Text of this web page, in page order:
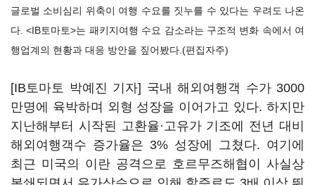
글로벌 소비심리 위축이 여행 수요를 짓누를 수 있다는 우려도 나온
다. <IB토마토>는 패키지여행 수요 감소라는 구조적 변화 속에서 여
행업계의 현황과 대응 방안을 짚어봤다.(편집자주)
[IB토마토 박예진 기자] 국내 해외여행객 수가 3000
만명에 육박하며 외형 성장을 이어가고 있다. 하지만
지난해부터 시작된 고환율·고유가 기조에 전년 대비
해외여행객수 증가율은 3% 성장에 그쳤다. 여기에
최근 미국의 이란 공격으로 호르무즈해협이 사실상